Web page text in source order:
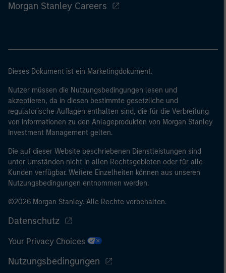
Morgan Stanley Careers
Dieses Dokument ist ein Marketingdokument.
Nutzer müssen die Nutzungsbedingungen lesen und
akzeptieren, da in diesen bestimmte gesetzliche und
regulatorische Auflagen enthalten sind, die für die Verbreitung
von Informationen zu den Anlageprodukten von Morgan Stanley
Investment Management gelten.
Die auf dieser Website beschriebenen Dienstleistungen sind
unter Umständen nicht in allen Rechtsgebieten oder für alle
Kunden verfügbar. Weitere Einzelheiten können aus unseren
Nutzungsbedingungen entnommen werden.
©2026 Morgan Stanley. Alle Rechte vorbehalten.
Datenschutz
Your Privacy Choices
Nutzungsbedingungen